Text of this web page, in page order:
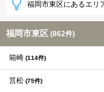
福岡市東区にあるエリ
福岡市東区 (862件)
箱崎 (114件)
筥松 (75件)